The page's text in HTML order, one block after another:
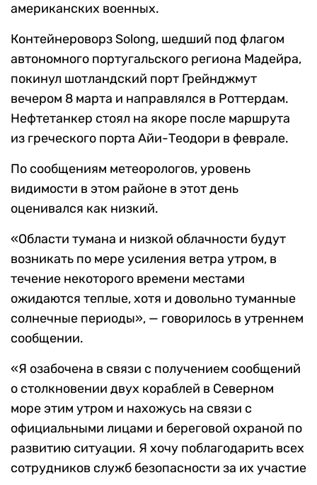
американских военных.
Контейнероворз Solong, шедший под флагом
автономного португальского региона Мадейра,
покинул шотландский порт Грейнджмут
вечером 8 марта и направлялся в Роттердам.
Нефтетанкер стоял на якоре после маршрута
из греческого порта Айи-Теодори в феврале.
По сообщениям метеорологов, уровень
видимости в этом районе в этот день
оценивался как низкий.
«Области тумана и низкой облачности будут
возникать по мере усиления ветра утром, в
течение некоторого времени местами
ожидаются теплые, хотя и довольно туманные
солнечные периоды», — говорилось в утреннем
сообщении.
«Я озабочена в связи с получением сообщений
о столкновении двух кораблей в Северном
море этим утром и нахожусь на связи с
официальными лицами и береговой охраной по
развитию ситуации. Я хочу поблагодарить всех
сотрудников служб безопасности за их участие